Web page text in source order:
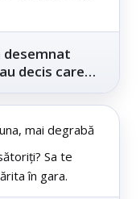
desemnat
decis care
mai degrabă
Sa te
în gara.